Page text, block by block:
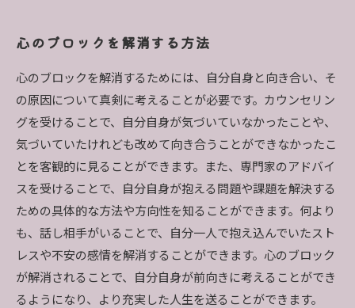
心のブロックを解消する方法
心のブロックを解消するためには、自分自身と向き合い、そ
の原因について真剣に考えることが必要です。カウンセリン
グを受けることで、自分自身が気づいていなかったことや、
気づいていたけれども改めて向き合うことができなかったこ
とを客観的に見ることができます。また、専門家のアドバイ
スを受けることで、自分自身が抱える問題や課題を解決する
ための具体的な方法や方向性を知ることができます。何より
も、話し相手がいることで、自分一人で抱え込んでいたスト
レスや不安の感情を解消することができます。心のブロック
が解消されることで、自分自身が前向きに考えることができ
るようになり、より充実した人生を送ることができます。